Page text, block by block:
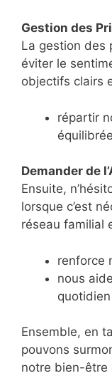
Gestion des
La gestion des
éviter le
objectifs clairs
répartir
équilibrée
Demander de
Ensuite,
lorsque c’est
réseau familial
renforce
nous
Ensemble, en
pouvons
notre bien-être